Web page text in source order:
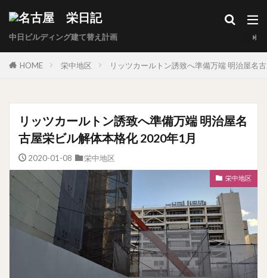
中日ビルディング建て替え計画
HOME 栄中地区 リッツカールトン誘致へ準備万端 明治屋名
リッツカールトン誘致へ準備万端 明治屋名
古屋栄ビル解体本格化 2020年1月
2020-01-08 栄中地区
栄中地区